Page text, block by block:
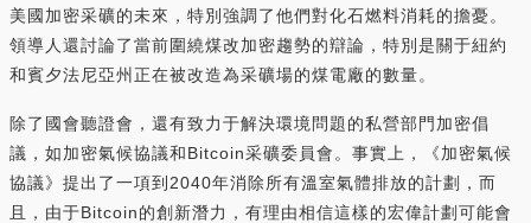
美國加密采礦的未來，特別強調了他們對化石燃料消耗的擔憂。
領導人還討論了當前圍繞煤改加密趨勢的辯論，特別是關于紐約
和賓夕法尼亞州正在被改造為采礦場的煤電廠的數量。
除了國會聽證會，還有致力于解決環境問題的私營部門加密倡
議，如加密氣候協議和Bitcoin采礦委員會。事實上，《加密氣候
協議》提出了一項到2040年消除所有溫室氣體排放的計劃，而
且，由于Bitcoin的創新潛力，有理由相信這樣的宏偉計劃可能會